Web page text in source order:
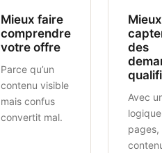
Mieux faire
comprendre
votre offre
Parce qu’un
contenu visible
mais confus
convertit mal.
Mieux
des
Avec
pages,